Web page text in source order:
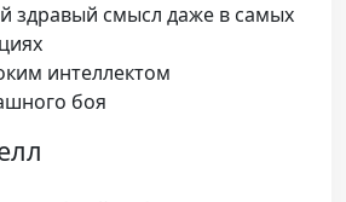
здравый смысл даже в самых
интеллектом
боя